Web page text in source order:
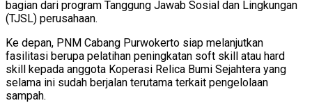
bagian dari program Tanggung Jawab Sosial dan Lingkungan
(TJSL) perusahaan.
Ke depan, PNM Cabang Purwokerto siap melanjutkan
fasilitasi berupa pelatihan peningkatan soft skill atau hard
skill kepada anggota Koperasi Relica Bumi Sejahtera yang
selama ini sudah berjalan terutama terkait pengelolaan
sampah.